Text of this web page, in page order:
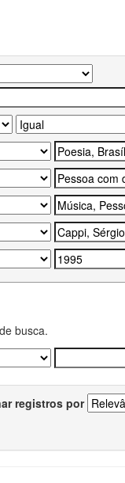
busca.
registros por